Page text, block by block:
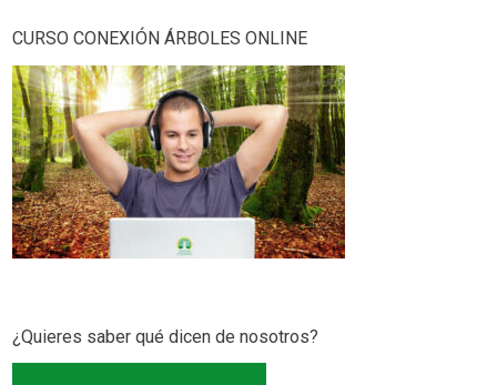
CURSO CONEXIÓN ÁRBOLES ONLINE
¿Quieres saber qué dicen de nosotros?